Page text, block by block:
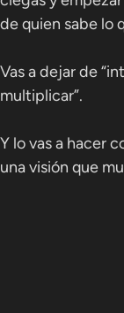
de quien sabe lo
Vas a dejar de
multiplicar”.
Y lo vas a hacer
una visión que